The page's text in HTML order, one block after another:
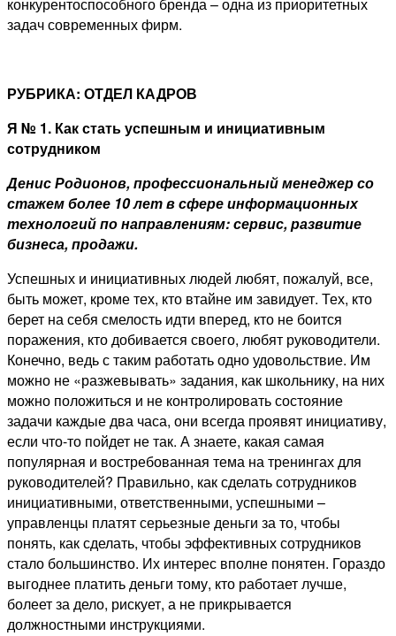
конкурентоспособного бренда – одна из приоритетных
задач современных фирм.
РУБРИКА: ОТДЕЛ КАДРОВ
Я № 1. Как стать успешным и инициативным
сотрудником
Денис Родионов, профессиональный менеджер со
стажем более 10 лет в сфере информационных
технологий по направлениям: сервис, развитие
бизнеса, продажи.
Успешных и инициативных людей любят, пожалуй, все,
быть может, кроме тех, кто втайне им завидует. Тех, кто
берет на себя смелость идти вперед, кто не боится
поражения, кто добивается своего, любят руководители.
Конечно, ведь с таким работать одно удовольствие. Им
можно не «разжевывать» задания, как школьнику, на них
можно положиться и не контролировать состояние
задачи каждые два часа, они всегда проявят инициативу,
если что-то пойдет не так. А знаете, какая самая
популярная и востребованная тема на тренингах для
руководителей? Правильно, как сделать сотрудников
инициативными, ответственными, успешными –
управленцы платят серьезные деньги за то, чтобы
понять, как сделать, чтобы эффективных сотрудников
стало большинство. Их интерес вполне понятен. Гораздо
выгоднее платить деньги тому, кто работает лучше,
болеет за дело, рискует, а не прикрывается
должностными инструкциями.